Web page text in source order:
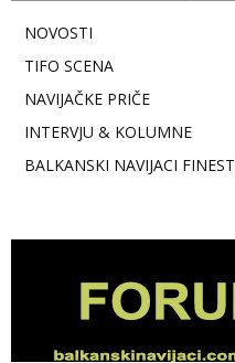
NOVOSTI
TIFO SCENA
NAVIJAČKE PRIČE
INTERVJU & KOLUMNE
BALKANSKI NAVIJACI FINEST